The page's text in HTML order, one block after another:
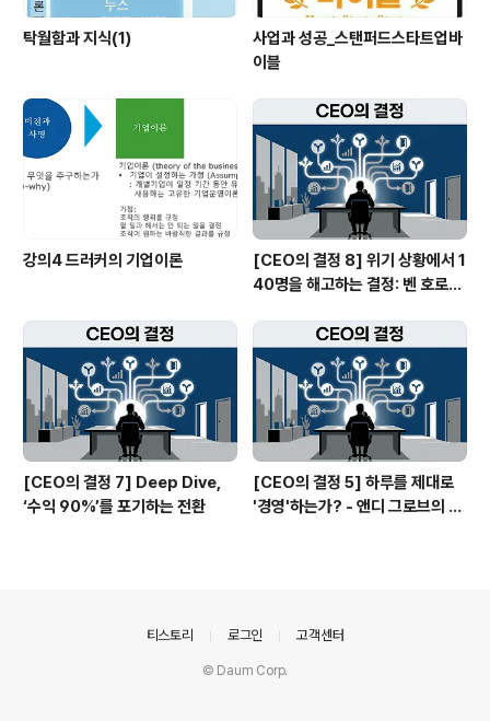
탁월함과 지식(1)
사업과 성공_스탠퍼드스타트업바
이블
강의4 드러커의 기업이론
[CEO의 결정 8] 위기 상황에서 1
40명을 해고하는 결정: 벤 호로위
[CEO의 결정 7] Deep Dive,
‘수익 90%’를 포기하는 전환
[CEO의 결정 5] 하루를 제대로
'경영'하는가? - 앤디 그로브의 생
티스토리 로그인 고객센터
© Daum Corp.